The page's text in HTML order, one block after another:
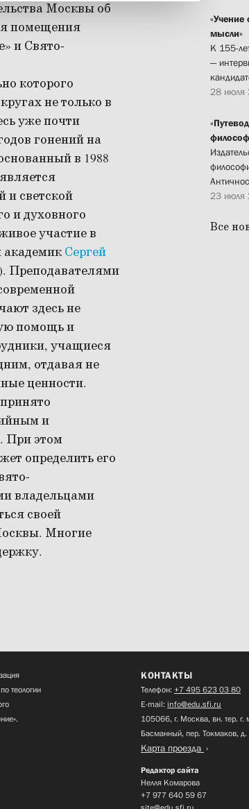
Москвы об
помещения
и Свято-
которого
не только в
уже почти
гонений на
в 1988
и светской
и духовного
участие в
академик Сергей
Преподавателями
здесь не
помощь и
учащиеся
отдавая не
ценности.
и
При этом
определить его
владельцами
своей
Многие
мысли»
К 155-
—
28 июля
23 июля
Все
теологии
КОНТАКТЫ
Телефон: +7 495 623 03 80
E-mail: info@edu.sfi.ru
105066, г. Москва, вн. тер. г.
Басманный, пер. Токмаков,
Карта проезда
Редактор сайта
Нелля Комарова
+7 977 640 59 67